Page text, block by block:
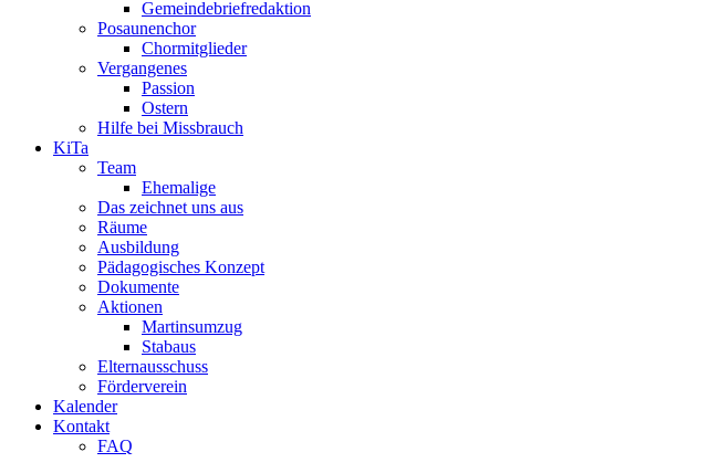
Gemeindebriefredaktion
Posaunenchor
Chormitglieder
Vergangenes
Passion
Ostern
Hilfe bei Missbrauch
KiTa
Team
Ehemalige
Das zeichnet uns aus
Räume
Ausbildung
Pädagogisches Konzept
Dokumente
Aktionen
Martinsumzug
Stabaus
Elternausschuss
Förderverein
Kalender
Kontakt
FAQ